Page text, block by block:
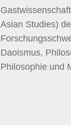
Asian Studies)
Daoismus,
Philosophie und